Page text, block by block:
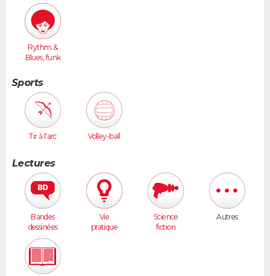
Rythm &
Blues, funk
Sports
Tir à l'arc Volley-ball
Lectures
Bandes
dessinées
Vie
pratique
Science
fiction
Autres